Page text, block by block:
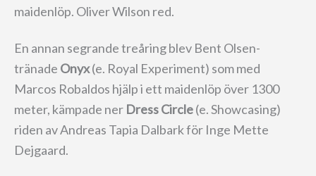
maidenlöp. Oliver Wilson red.
En annan segrande treåring blev Bent Olsen-
tränade Onyx(e. Royal Experiment) som med
Marcos Robaldos hjälp i ett maidenlöp över 1300
meter, kämpade ner Dress Circle(e. Showcasing)
riden av Andreas Tapia Dalbark för Inge Mette
Dejgaard.